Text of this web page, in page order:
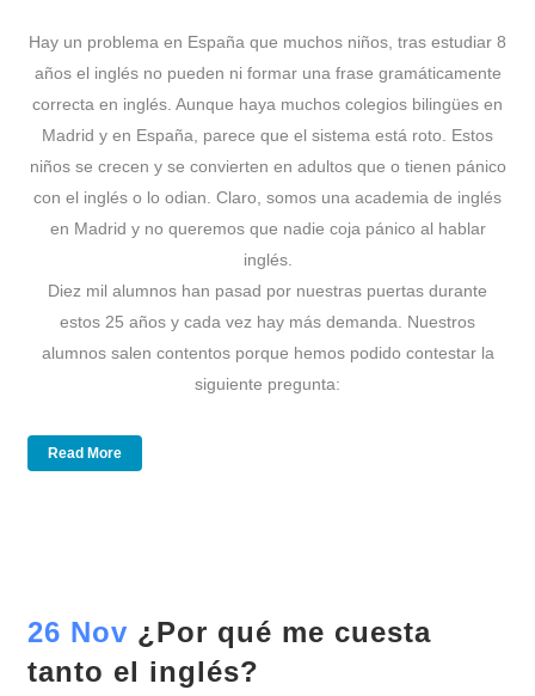
Hay un problema en España que muchos niños, tras estudiar 8
años el inglés no pueden ni formar una frase gramáticamente
correcta en inglés. Aunque haya muchos colegios bilingües en
Madrid y en España, parece que el sistema está roto. Estos
niños se crecen y se convierten en adultos que o tienen pánico
con el inglés o lo odian. Claro, somos una academia de inglés
en Madrid y no queremos que nadie coja pánico al hablar
inglés.
Diez mil alumnos han pasad por nuestras puertas durante
estos 25 años y cada vez hay más demanda. Nuestros
alumnos salen contentos porque hemos podido contestar la
siguiente pregunta:
Read More
26 Nov ¿Por qué me cuesta
tanto el inglés?